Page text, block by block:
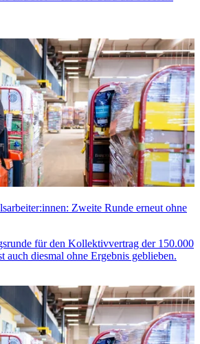
Zweite Runde erneut ohne
für den Kollektivvertrag der 150.000
auch diesmal ohne Ergebnis geblieben.